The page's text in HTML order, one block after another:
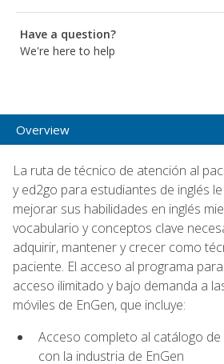
Have a question?
We're here to help
Overview
La ruta de técnico de atención al
y ed2go para estudiantes de inglés
mejorar sus habilidades en inglés
vocabulario y conceptos clave
adquirir, mantener y crecer como
paciente. El acceso al programa
acceso ilimitado y bajo demanda a
móviles de EnGen, que incluye:
Acceso completo al catálogo
con la industria de EnGen